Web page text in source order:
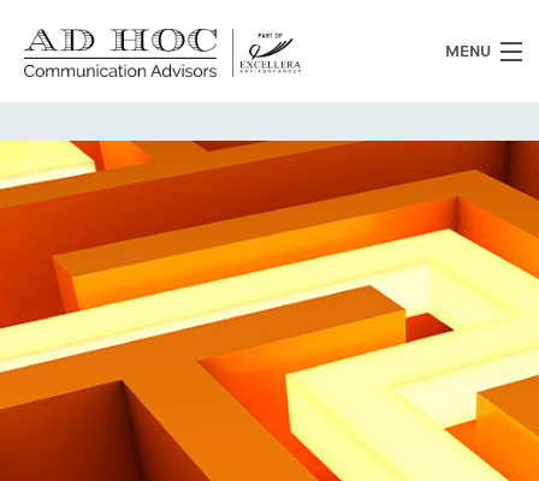
MENU
Chi siamo
Cosa facciamo
News
Clienti
Heritage